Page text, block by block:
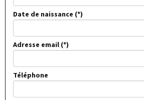
Date de naissance
Adresse email
Téléphone